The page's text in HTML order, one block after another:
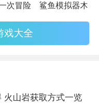
次冒险 鲨鱼模拟器木筏
戏大全
火山岩获取方式一览